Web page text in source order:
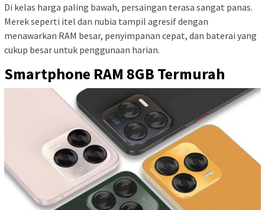
Di kelas harga paling bawah, persaingan terasa sangat panas.
Merek seperti itel dan nubia tampil agresif dengan
menawarkan RAM besar, penyimpanan cepat, dan baterai yang
cukup besar untuk penggunaan harian.
Smartphone RAM 8GB Termurah